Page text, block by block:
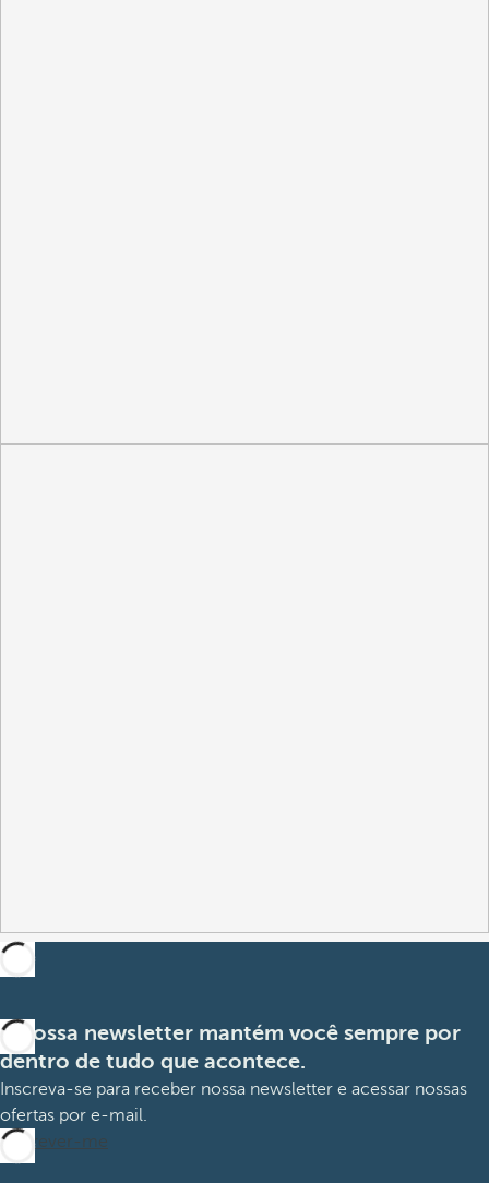
A nossa newsletter mantém você sempre por
dentro de tudo que acontece.
Inscreva-se para receber nossa newsletter e acessar nossas
ofertas por e-mail.
Inscrever-me